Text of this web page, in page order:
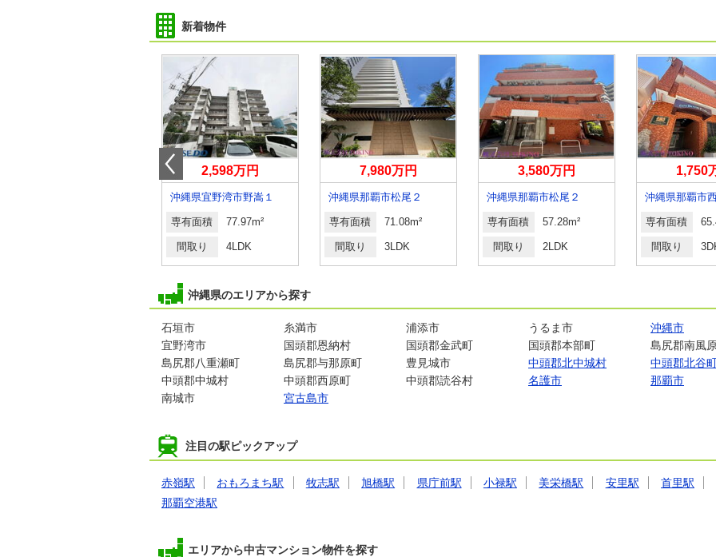
新着物件
2,598万円
沖縄県宜野湾市野嵩１
専有面積 77.97m²
間取り 4LDK
7,980万円
沖縄県那覇市松尾２
専有面積 71.08m²
間取り 3LDK
3,580万円
沖縄県那覇市松尾２
専有面積 57.28m²
間取り 2LDK
1,750
沖縄県那覇市
専有面積
間取り
沖縄県のエリアから探す
石垣市 糸満市 浦添市 うるま市
沖縄市
宜野湾市
国頭郡恩納村 国頭郡金武町 国頭郡本部町
島尻郡南風
島尻郡八重瀬町
島尻郡与那原町 豊見城市 中頭郡北中城村
中頭郡北谷
中頭郡中城村
中頭郡西原町 中頭郡読谷村 名護市
那覇市
南城市
宮古島市
注目の駅ピックアップ
赤嶺駅 おもろまち駅 牧志駅 旭橋駅 県庁前駅 小禄駅 美栄橋駅 安里駅
首里駅
那覇空港駅
エリアから中古マンション物件を探す